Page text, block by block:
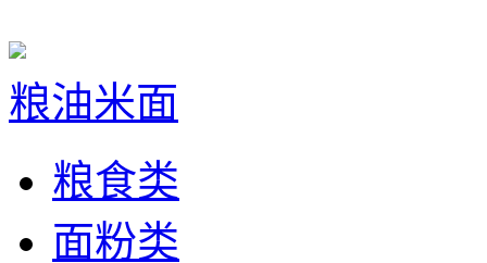
粮油米面
粮食类
面粉类